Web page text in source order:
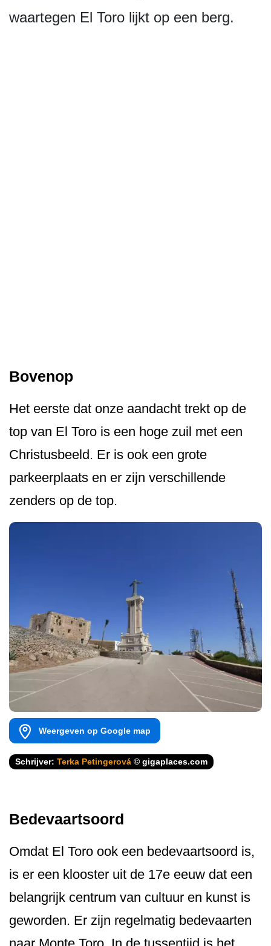
waartegen El Toro lijkt op een berg.
Bovenop
Het eerste dat onze aandacht trekt op de
top van El Toro is een hoge zuil met een
Christusbeeld. Er is ook een grote
parkeerplaats en er zijn verschillende
zenders op de top.
Weergeven op Google map
Schrijver: Terka Petingerová © gigaplaces.com
Bedevaartsoord
Omdat El Toro ook een bedevaartsoord is,
is er een klooster uit de 17e eeuw dat een
belangrijk centrum van cultuur en kunst is
geworden. Er zijn regelmatig bedevaarten